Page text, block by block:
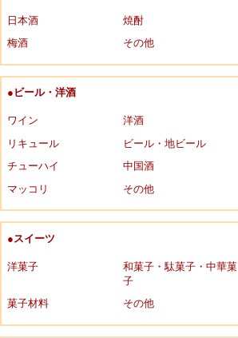
日本酒
焼酎
梅酒
その他
●ビール・洋酒
ワイン
洋酒
リキュール
ビール・地ビール
チューハイ
中国酒
マッコリ
その他
●スイーツ
洋菓子
和菓子・駄菓子・中華菓
子
菓子材料
その他